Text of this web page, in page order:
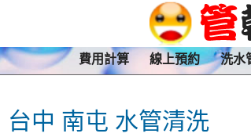
費用計算 線上預約 洗水
台中 南屯 水管清洗